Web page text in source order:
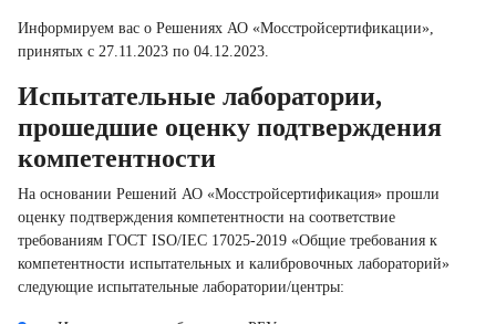
Информируем вас о Решениях АО «Мосстройсертификации»,
принятых с 27.11.2023 по 04.12.2023.
Испытательные лаборатории,
прошедшие оценку подтверждения
компетентности
На основании Решений АО «Мосстройсертификация» прошли
оценку подтверждения компетентности на соответствие
требованиям ГОСТ ISO/IEC 17025-2019 «Общие требования к
компетентности испытательных и калибровочных лабораторий»
следующие испытательные лаборатории/центры: